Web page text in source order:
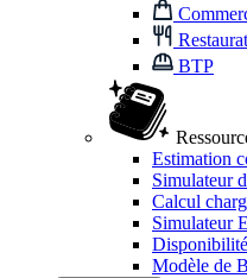
BTP
Estimation
Simulateur
Calcul
Simulateur
Modèle de